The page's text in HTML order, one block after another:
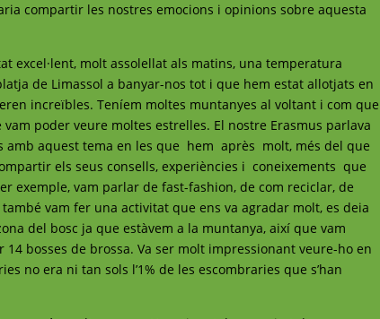
compartir les nostres emocions i opinions sobre aquesta
excel·lent, molt assolellat als matins, una temperatura
de Limassol a banyar-nos tot i que hem estat allotjats en
increïbles. Teníem moltes muntanyes al voltant i com que
poder veure moltes estrelles. El nostre Erasmus parlava
aquest tema en les que hem après molt, més del que
els seus consells, experiències i coneixements que
exemple, vam parlar de fast-fashion, de com reciclar, de
vam fer una activitat que ens va agradar molt, es deia
del bosc ja que estàvem a la muntanya, així que vam
bosses de brossa. Va ser molt impressionant veure-ho en
no era ni tan sols l’1% de les escombraries que s’han